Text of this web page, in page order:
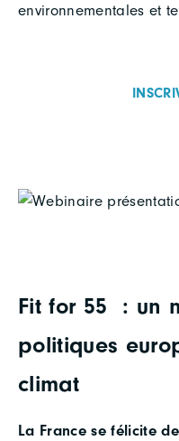
environnementales et
Fit for 55 : un
politiques
climat
La France se félicite